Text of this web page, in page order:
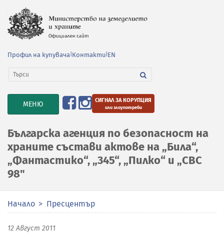
Профил на купувача Контакти EN
TOGGLE
NAVIGATION
МЕНЮ СИГНАЛ ЗА КОРУПЦИЯ
или злоупотреби
Българска агенция по безопасност на
храните състави актове на „Била“,
„Фантастико“, „345“, „Пилко“ и „СВС
98"
Начало Пресцентър
12 Август 2011